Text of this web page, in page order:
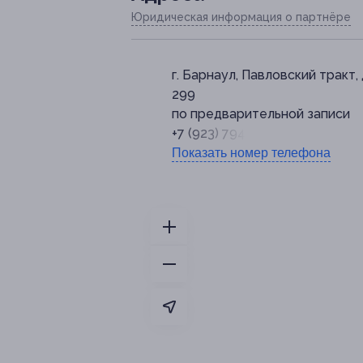
Юридическая информация о партнёре
г. Барнаул, Павловский тракт,
299
по предварительной записи
+7 (923) 794-15-59
Показать номер телефона